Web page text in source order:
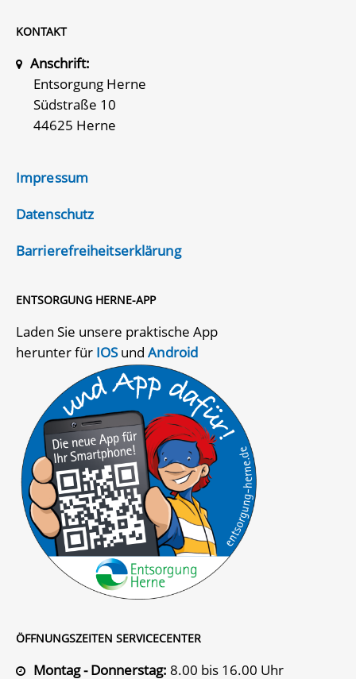
KONTAKT
Anschrift:
Entsorgung Herne
Südstraße 10
44625 Herne
Impressum
Datenschutz
Barrierefreiheitserklärung
ENTSORGUNG HERNE-APP
Laden Sie unsere praktische App
herunter für IOSundAndroid
ÖFFNUNGSZEITEN SERVICECENTER
Montag - Donnerstag: 8.00 bis 16.00 Uhr